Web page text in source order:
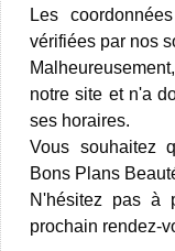
Les
vérifiées par nos
notre site et n'a
ses horaires.
Vous souhaitez
Bons Plans
N'hésitez pas à
prochain rendez-